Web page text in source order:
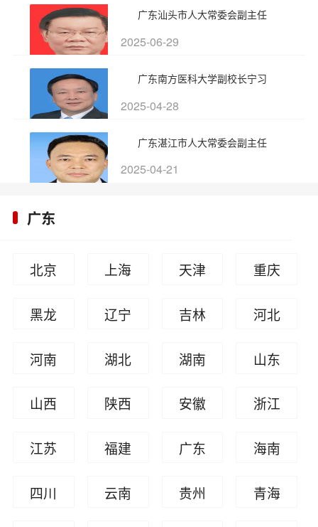
广东汕头市人大常委会副主任
2025-06-29
广东南方医科大学副校长宁习
2025-04-28
广东湛江市人大常委会副主任
2025-04-21
广东
北京 上海 天津 重庆
黑龙
辽宁 吉林 河北
河南 湖北 湖南 山东
山西 陕西 安徽 浙江
江苏 福建 广东 海南
四川 云南 贵州 青海